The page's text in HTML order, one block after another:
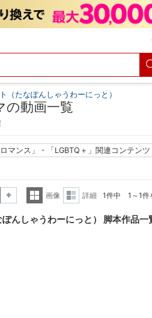
（たなぽんしゃうわーにっと）
の動画一覧
ロマンス」・「LGBTQ＋」関連コンテンツ
表示
画像
表示
詳細 1件中 1～1件
んしゃうわーにっと） 脚本作品一